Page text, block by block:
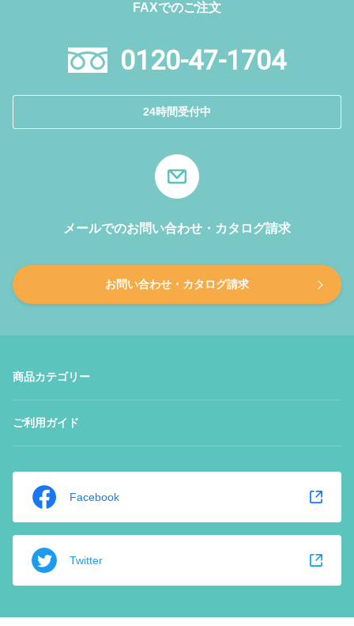
FAXでのご注文
0120-47-1704
24時間受付中
メールでのお問い合わせ・カタログ請求
お問い合わせ・カタログ請求
商品カテゴリー
ご利用ガイド
Facebook
Twitter